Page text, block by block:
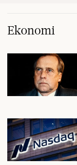
Ekonomi